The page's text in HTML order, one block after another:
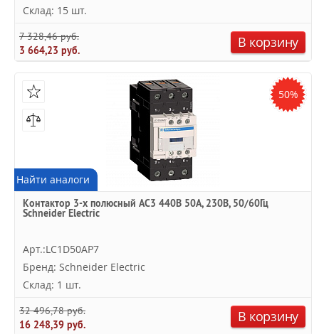
Склад: 15 шт.
7 328,46 руб.
3 664,23 руб.
В корзину
50%
Найти аналоги
Контактор 3-х полюсный AC3 440В 50А, 230В, 50/60Гц
Schneider Electric
Арт.:LC1D50AP7
Бренд: Schneider Electric
Склад: 1 шт.
32 496,78 руб.
16 248,39 руб.
В корзину